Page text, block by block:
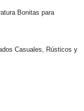
Bonitas para
Casuales, Rústicos y